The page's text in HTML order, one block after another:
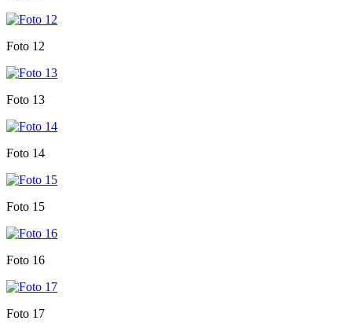
Foto 12
Foto 13
Foto 14
Foto 15
Foto 16
Foto 17